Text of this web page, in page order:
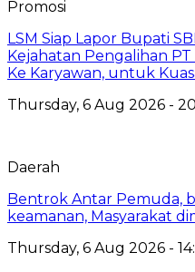
Promosi
LSM Siap Lapor Bupati
Kejahatan Pengalihan
Ke Karyawan, untuk
Thursday, 6 Aug 2026 -
Daerah
Bentrok Antar Pemuda,
keamanan, Masyarakat
Thursday, 6 Aug 2026 -